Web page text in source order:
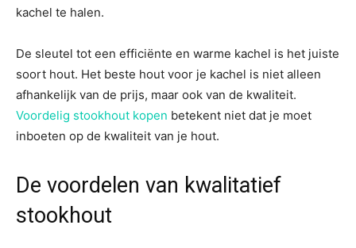
kachel te halen.
De sleutel tot een efficiënte en warme kachel is het juiste
soort hout. Het beste hout voor je kachel is niet alleen
afhankelijk van de prijs, maar ook van de kwaliteit.
Voordelig stookhout kopen betekent niet dat je moet
inboeten op de kwaliteit van je hout.
De voordelen van kwalitatief
stookhout